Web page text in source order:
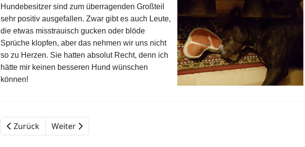
Hundebesitzer sind zum überragenden Großteil
sehr positiv ausgefallen. Zwar gibt es auch Leute,
die etwas misstrauisch gucken oder blöde
Sprüche klopfen, aber das nehmen wir uns nicht
so zu Herzen. Sie hatten absolut Recht, denn ich
hätte mir keinen besseren Hund wünschen
können!
Zurück Weiter